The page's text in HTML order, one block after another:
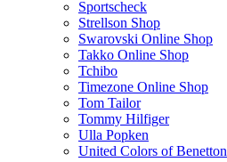
Sportscheck
Strellson Shop
Swarovski Online Shop
Takko Online Shop
Tchibo
Timezone Online Shop
Tom Tailor
Tommy Hilfiger
Ulla Popken
United Colors of Benetton